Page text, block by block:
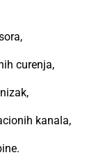
curenja,
kanala,